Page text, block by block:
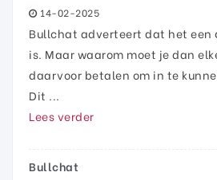
14-02-2025
Bullchat adverteert dat het
is. Maar waarom moet je dan
daarvoor betalen om in te
Dit ...
Lees verder
Bullchat